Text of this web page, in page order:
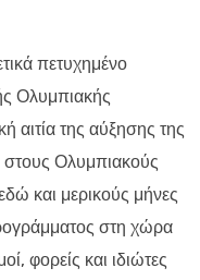
πετυχημένο
Ολυμπιακής
αιτία της αύξησης της
στους Ολυμπιακούς
και μερικούς μήνες
στη χώρα
φορείς και ιδιώτες